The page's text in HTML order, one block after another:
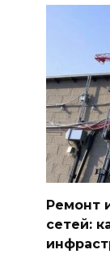
Ремонт
сетей: